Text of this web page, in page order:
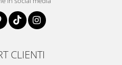
CLIENTI